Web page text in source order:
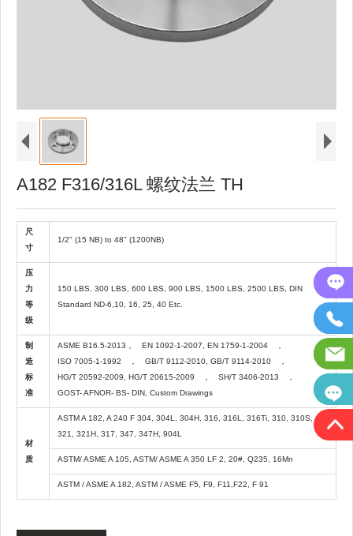
A182 F316/316L 螺纹法兰 TH
尺
寸
1/2" (15 NB) to 48" (1200NB)
压
力
等
级
150 LBS, 300 LBS, 600 LBS, 900 LBS, 1500 LBS, 2500 LBS, DIN
Standard ND-6,10, 16, 25, 40 Etc.
制
造
标
准
ASME B16.5-2013 EN 1092-1-2007, EN 1759-1-2004
ISO 7005-1-1992
GB/T 9112-2010, GB/T 9114-2010
HG/T 20592-2009, HG/T 20615-2009
SH/T 3406-2013
GOST- AFNOR- BS- DIN, Custom Drawings
材
质
ASTM A 182, A 240 F 304, 304L, 304H, 316, 316L, 316Ti, 310, 310S,
321, 321H, 317, 347, 347H, 904L
ASTM/ ASME A 105, ASTM/ ASME A 350 LF 2, 20#, Q235, 16Mn
ASTM / ASME A 182, ASTM / ASME F5, F9, F11,F22, F 91